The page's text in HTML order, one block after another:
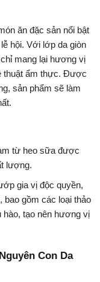
ăn đặc sản nổi bật
hội. Với lớp da giòn
mang lại hương vị
thuật ẩm thực. Được
sản phẩm sẽ làm
từ heo sữa được
lượng.
gia vị độc quyền,
gồm các loại thảo
hào, tạo nên hương vị
Con Da